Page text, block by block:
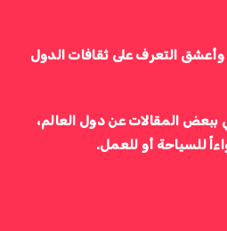
التعرف على ثقافات الدول
ببعض المقالات عن دول العالم،
للسياحة أو للعمل.